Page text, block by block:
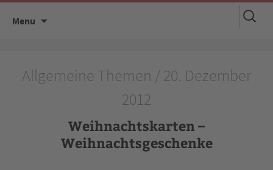
Menu
Suchen
nach:
Allgemeine Themen / 20. Dezember
2012
Weihnachtskarten –
Weihnachtsgeschenke